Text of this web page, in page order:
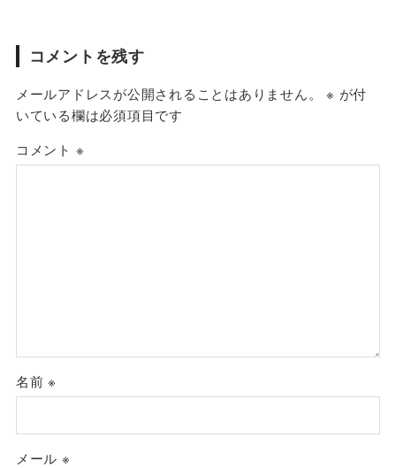
コメントを残す
メールアドレスが公開されることはありません。 ※ が付
いている欄は必須項目です
コメント ※
名前※
メール ※